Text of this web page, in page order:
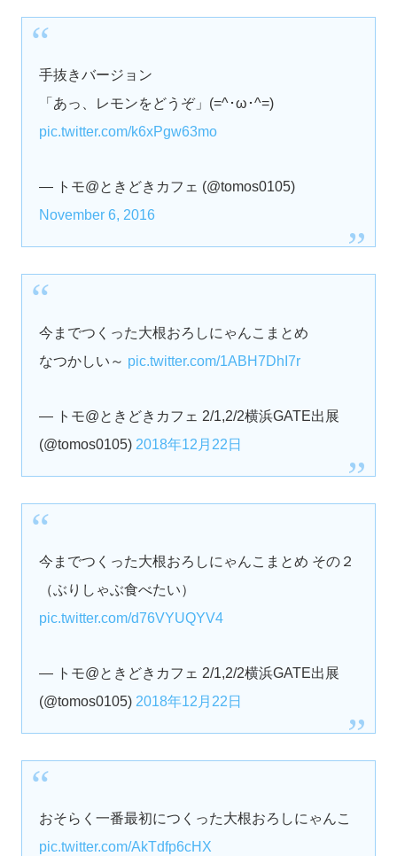
手抜きバージョン
「あっ、レモンをどうぞ」(=^･ω･^=)
pic.twitter.com/k6xPgw63mo
— トモ@ときどきカフェ (@tomos0105)
November 6, 2016
今までつくった大根おろしにゃんこまとめ
なつかしい～ pic.twitter.com/1ABH7DhI7r
— トモ@ときどきカフェ 2/1,2/2横浜GATE出展
(@tomos0105) 2018年12月22日
今までつくった大根おろしにゃんこまとめ その２
（ぶりしゃぶ食べたい）
pic.twitter.com/d76VYUQYV4
— トモ@ときどきカフェ 2/1,2/2横浜GATE出展
(@tomos0105) 2018年12月22日
おそらく一番最初につくった大根おろしにゃんこ
pic.twitter.com/AkTdfp6cHX